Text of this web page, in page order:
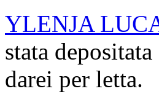
YLENJA
stata
darei per letta.